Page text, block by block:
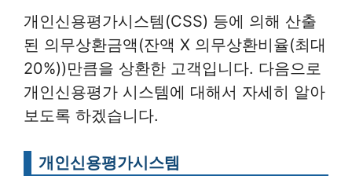
개인신용평가시스템(CSS) 등에 의해 산출
된 의무상환금액(잔액 X 의무상환비율(최대
20%))만큼을 상환한 고객입니다. 다음으로
개인신용평가 시스템에 대해서 자세히 알아
보도록 하겠습니다.
개인신용평가시스템